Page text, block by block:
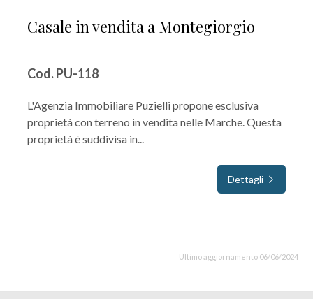
Casale in vendita a Montegiorgio
Cod. PU-118
L'Agenzia Immobiliare Puzielli propone esclusiva
proprietà con terreno in vendita nelle Marche. Questa
proprietà è suddivisa in...
Dettagli
Ultimo aggiornamento 06/06/2024